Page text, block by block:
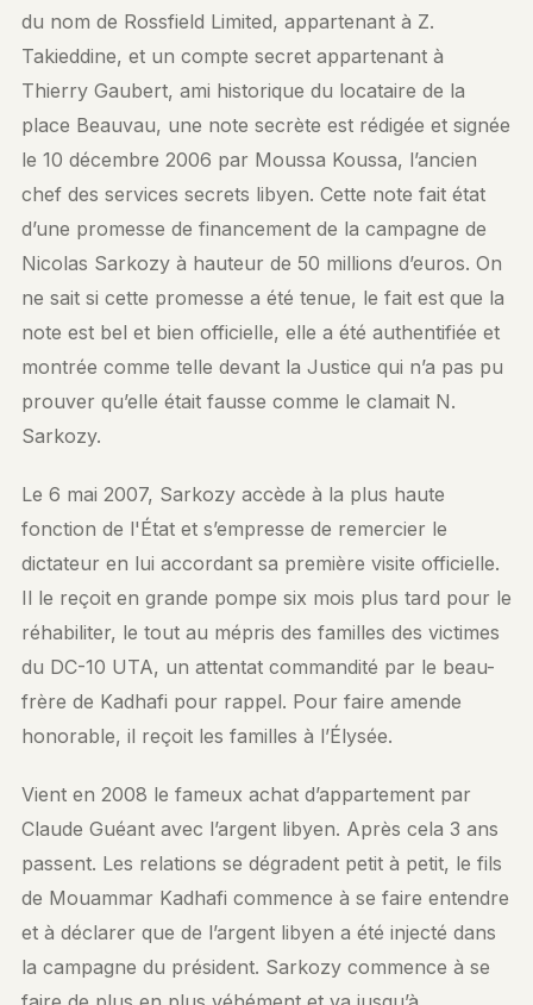
du nom de Rossfield Limited, appartenant à Z.
Takieddine, et un compte secret appartenant à
Thierry Gaubert, ami historique du locataire de la
place Beauvau, une note secrète est rédigée et signée
le 10 décembre 2006 par Moussa Koussa, l’ancien
chef des services secrets libyen. Cette note fait état
d’une promesse de financement de la campagne de
Nicolas Sarkozy à hauteur de 50 millions d’euros. On
ne sait si cette promesse a été tenue, le fait est que la
note est bel et bien officielle, elle a été authentifiée et
montrée comme telle devant la Justice qui n’a pas pu
prouver qu’elle était fausse comme le clamait N.
Sarkozy.
Le 6 mai 2007, Sarkozy accède à la plus haute
fonction de l'État et s’empresse de remercier le
dictateur en lui accordant sa première visite officielle.
Il le reçoit en grande pompe six mois plus tard pour le
réhabiliter, le tout au mépris des familles des victimes
du DC-10 UTA, un attentat commandité par le beau-
frère de Kadhafi pour rappel. Pour faire amende
honorable, il reçoit les familles à l’Élysée.
Vient en 2008 le fameux achat d’appartement par
Claude Guéant avec l’argent libyen. Après cela 3 ans
passent. Les relations se dégradent petit à petit, le fils
de Mouammar Kadhafi commence à se faire entendre
et à déclarer que de l’argent libyen a été injecté dans
la campagne du président. Sarkozy commence à se